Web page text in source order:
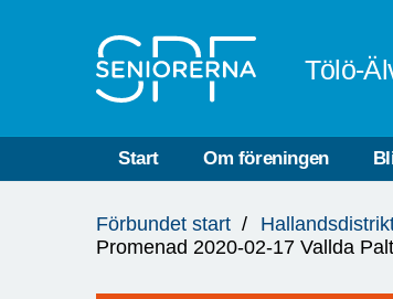
Tölö-
Start Om föreningen
är
Förbundet start
Promenad 2020-02-17 Vallda